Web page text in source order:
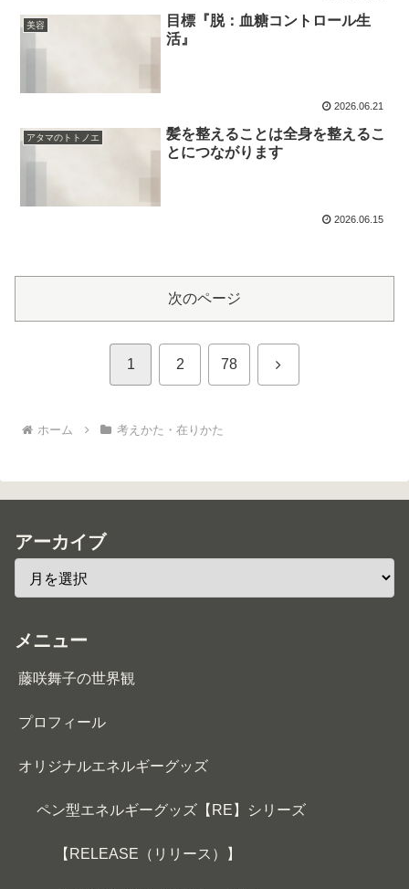
美容
目標『脱：血糖コントロール生
活』
2026.06.21
アタマのトトノエ
髪を整えることは全身を整えるこ
とにつながります
2026.06.15
次のページ
1 2 78 次
ホーム 考えかた・在りかた
アーカイブ
メニュー
藤咲舞子の世界観
プロフィール
オリジナルエネルギーグッズ
ペン型エネルギーグッズ【RE】シリーズ
【RELEASE（リリース）】